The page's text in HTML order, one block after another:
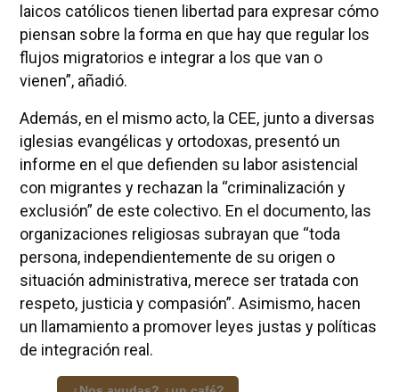
laicos católicos tienen libertad para expresar cómo
piensan sobre la forma en que hay que regular los
flujos migratorios e integrar a los que van o
vienen”, añadió.
Además, en el mismo acto, la CEE, junto a diversas
iglesias evangélicas y ortodoxas, presentó un
informe en el que defienden su labor asistencial
con migrantes y rechazan la “criminalización y
exclusión” de este colectivo. En el documento, las
organizaciones religiosas subrayan que “toda
persona, independientemente de su origen o
situación administrativa, merece ser tratada con
respeto, justicia y compasión”. Asimismo, hacen
un llamamiento a promover leyes justas y políticas
de integración real.